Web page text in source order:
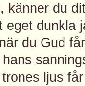
känner du
eget dunkla
du Gud
ljus